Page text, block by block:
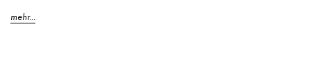
mehr...